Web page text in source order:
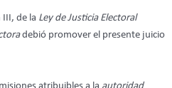
III, de la Ley de Justicia Electoral
debió promover el presente juicio